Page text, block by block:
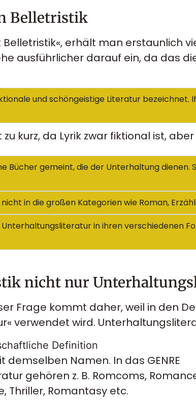
Belletristik
erhält man erstaunlich
ausführlicher darauf ein, da das
und schöngeistige Literatur
kurz, da Lyrik zwar fiktional ist,
Bücher gemeint, die der Unterhaltung
in die großen Kategorien wie Roman,
in ihren verschiedenen
nicht nur
Frage kommt daher, weil in den
verwendet wird.
Definition
demselben Namen. In das GENRE
gehören z. B. Romcoms,
Thriller, Romantasy etc.